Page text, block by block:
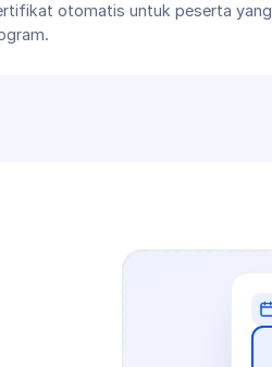
otomatis untuk peserta yang